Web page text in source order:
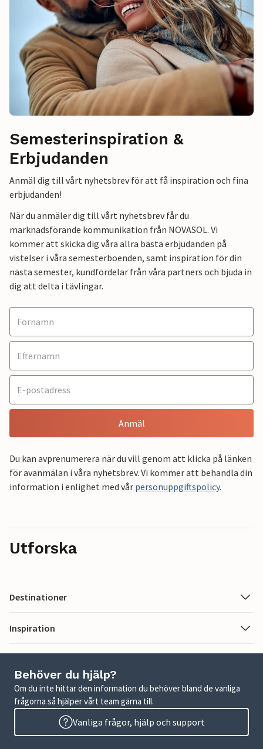
Semesterinspiration &
Erbjudanden
Anmäl dig till vårt nyhetsbrev för att få inspiration och fina
erbjudanden!
När du anmäler dig till vårt nyhetsbrev får du
marknadsförande kommunikation från NOVASOL. Vi
kommer att skicka dig våra allra bästa erbjudanden på
vistelser i våra semesterboenden, samt inspiration för din
nästa semester, kundfördelar från våra partners och bjuda in
dig att delta i tävlingar.
Anmäl
Du kan avprenumerera när du vill genom att klicka på länken
för avanmälan i våra nyhetsbrev. Vi kommer att behandla din
information i enlighet med vår personuppgiftspolicy.
Utforska
Destinationer
Inspiration
Behöver du hjälp?
Om du inte hittar den information du behöver bland de vanliga
frågorna så hjälper vårt team gärna till.
Vanliga frågor, hjälp och support